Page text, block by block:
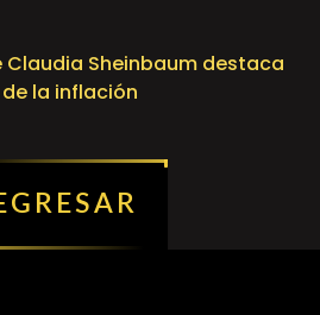
Claudia Sheinbaum destaca
la inflación